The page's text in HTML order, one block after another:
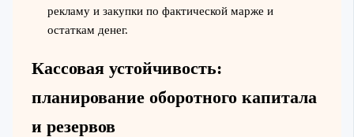
рекламу и закупки по фактической марже и
остаткам денег.
Кассовая устойчивость:
планирование оборотного капитала
и резервов